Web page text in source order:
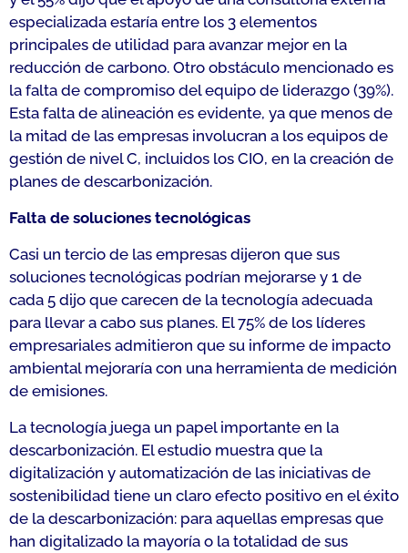
especializada estaría entre los 3 elementos
principales de utilidad para avanzar mejor en la
reducción de carbono. Otro obstáculo mencionado es
la falta de compromiso del equipo de liderazgo (39%).
Esta falta de alineación es evidente, ya que menos de
la mitad de las empresas involucran a los equipos de
gestión de nivel C, incluidos los CIO, en la creación de
planes de descarbonización.
Falta de soluciones tecnológicas
Casi un tercio de las empresas dijeron que sus
soluciones tecnológicas podrían mejorarse y 1 de
cada 5 dijo que carecen de la tecnología adecuada
para llevar a cabo sus planes. El 75% de los líderes
empresariales admitieron que su informe de impacto
ambiental mejoraría con una herramienta de medición
de emisiones.
La tecnología juega un papel importante en la
descarbonización. El estudio muestra que la
digitalización y automatización de las iniciativas de
sostenibilidad tiene un claro efecto positivo en el éxito
de la descarbonización: para aquellas empresas que
han digitalizado la mayoría o la totalidad de sus